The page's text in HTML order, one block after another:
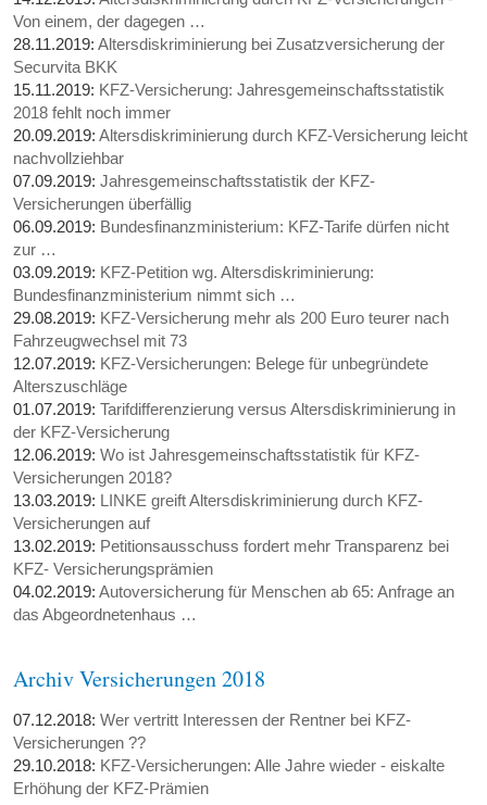
Von einem, der dagegen …
28.11.2019:Altersdiskriminierung bei Zusatzversicherung der
Securvita BKK
15.11.2019: KFZ-Versicherung: Jahresgemeinschaftsstatistik
2018 fehlt noch immer
20.09.2019:Altersdiskriminierung durch KFZ-Versicherung leicht
nachvollziehbar
07.09.2019:Jahresgemeinschaftsstatistik der KFZ-
Versicherungen überfällig
06.09.2019: Bundesfinanzministerium: KFZ-Tarife dürfen nicht
zur …
03.09.2019: KFZ-Petition wg. Altersdiskriminierung:
Bundesfinanzministerium nimmt sich …
29.08.2019: KFZ-Versicherung mehr als 200 Euro teurer nach
Fahrzeugwechsel mit 73
12.07.2019: KFZ-Versicherungen: Belege für unbegründete
Alterszuschläge
01.07.2019:Tarifdifferenzierung versus Altersdiskriminierung in
der KFZ-Versicherung
12.06.2019:Wo ist Jahresgemeinschaftsstatistik für KFZ-
Versicherungen 2018?
13.03.2019: LINKE greift Altersdiskriminierung durch KFZ-
Versicherungen auf
13.02.2019: Petitionsausschuss fordert mehr Transparenz bei
KFZ- Versicherungsprämien
04.02.2019:Autoversicherung für Menschen ab 65: Anfrage an
das Abgeordnetenhaus …
Archiv Versicherungen 2018
07.12.2018:Wer vertritt Interessen der Rentner bei KFZ-
Versicherungen ??
29.10.2018: KFZ-Versicherungen: Alle Jahre wieder - eiskalte
Erhöhung der KFZ-Prämien